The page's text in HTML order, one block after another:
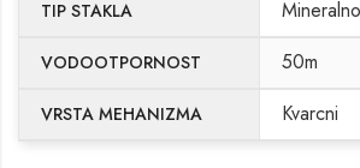
TIP STAKLA Mineralno
VODOOTPORNOST 50m
VRSTA MEHANIZMA Kvarcni